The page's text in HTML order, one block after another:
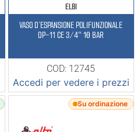
ELBI
VASO D’ESPANSIONE POLIFUNZIONALE
DP-11 CE 3/4″ 10 BAR
COD: 12745
Accedi per vedere i prezzi
Su ordinazione